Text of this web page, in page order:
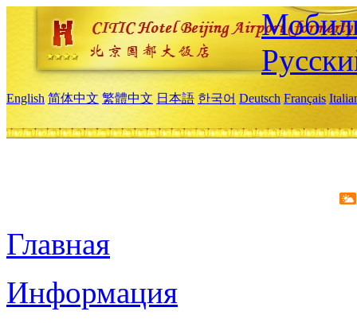
English 简体中文 繁體中文 日本語 한국어 Deutsch Français
Главная
Информация